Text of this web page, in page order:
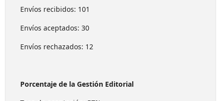
Envíos recibidos: 101
Envíos aceptados: 30
Envíos rechazados: 12
Porcentaje de la Gestión Editorial